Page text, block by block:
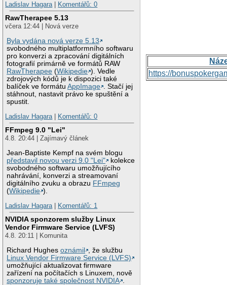
Ladislav Hagara| Komentářů: 0
RawTherapee 5.13
včera 12:44 | Nová verze
Byla vydána nová verze 5.13
svobodného multiplatformního softwaru
pro konverzi a zpracování digitálních
fotografií primárně ve formátů RAW
RawTherapee (Wikipedie ). Vedle
zdrojových kódů je k dispozici také
balíček ve formátuAppImage
. Stačí jej
stáhnout, nastavit právo ke spuštění a
spustit.
Ladislav Hagara| Komentářů: 0
FFmpeg 9.0 "Lei"
4.8. 20:44 | Zajímavý článek
Jean-Baptiste Kempf na svém blogu
představil novou verzi 9.0 "Lei"
kolekce
svobodného softwaru umožňujícího
nahrávání, konverzi a streamovaní
digitálního zvuku a obrazu FFmpeg
(Wikipedie ).
Ladislav Hagara| Komentářů: 1
NVIDIA sponzorem služby Linux
Vendor Firmware Service (LVFS)
4.8. 20:11 | Komunita
Richard Hughesoznámil
, že službu
Linux Vendor Firmware Service (LVFS)
umožňující aktualizovat firmware
zařízení na počítačích s Linuxem, nově
sponzoruje také společnost NVIDIA
https://